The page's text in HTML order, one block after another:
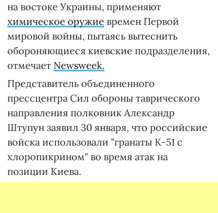
на востоке Украины, применяют
химическое оружие времен Первой
мировой войны, пытаясь вытеснить
обороняющиеся киевские подразделения,
отмечает Newsweek.
Представитель объединенного
прессцентра Сил обороны таврического
направления полковник Александр
Штупун заявил 30 января, что российские
войска использовали "гранаты К-51 с
хлоропикрином" во время атак на
позиции Киева.